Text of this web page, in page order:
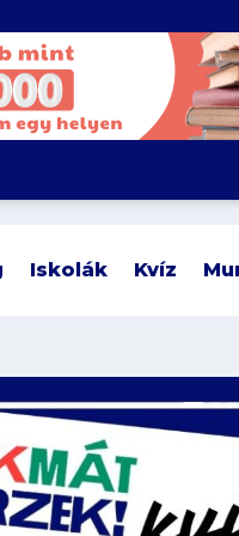
Iskolák Kvíz